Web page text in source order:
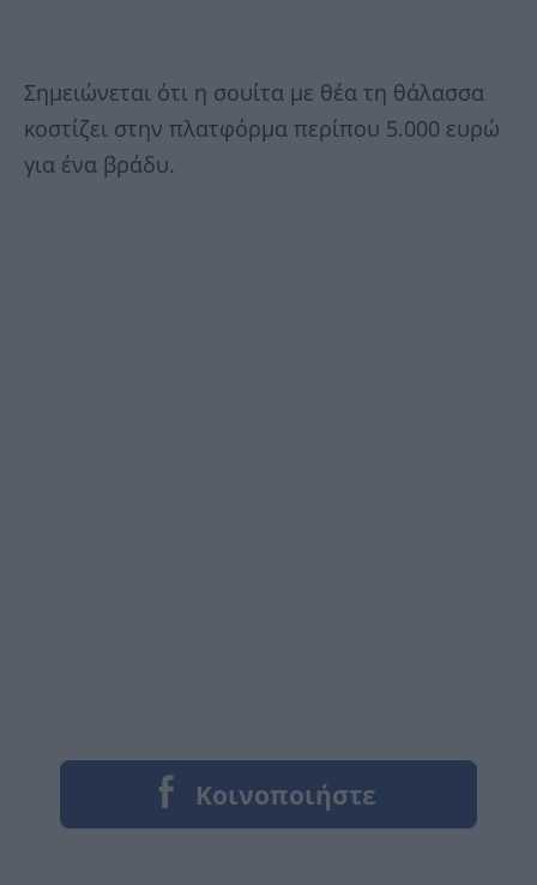
Σημειώνεται ότι η σουίτα με θέα τη θάλασσα
κοστίζει στην πλατφόρμα περίπου 5.000 ευρώ
για ένα βράδυ.